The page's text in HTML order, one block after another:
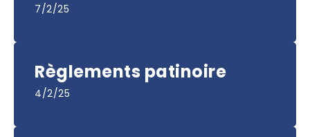
7/2/25
Règlements patinoire
4/2/25